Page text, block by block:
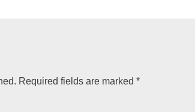
Required fields are marked *